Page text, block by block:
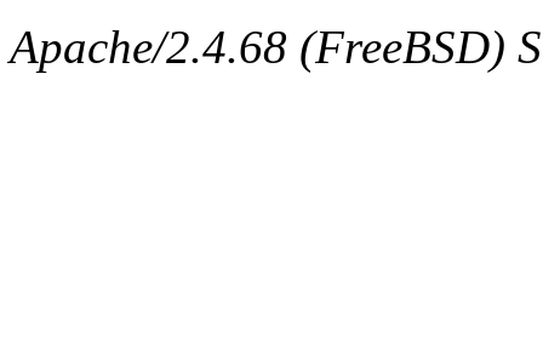
Apache/2.4.68 (FreeBSD)